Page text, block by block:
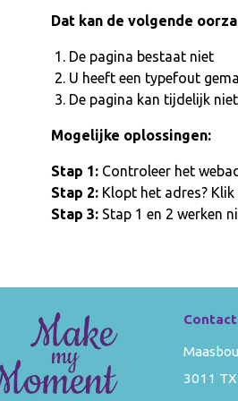
Dat kan de volgende
De pagina bestaat niet
U heeft een typefout
De pagina kan tijdelijk
Mogelijke oplossingen:
Stap 1:Controleer het
Stap 2:Klopt het adres?
Stap 3:Stap 1 en 2 werken
Contact
3011